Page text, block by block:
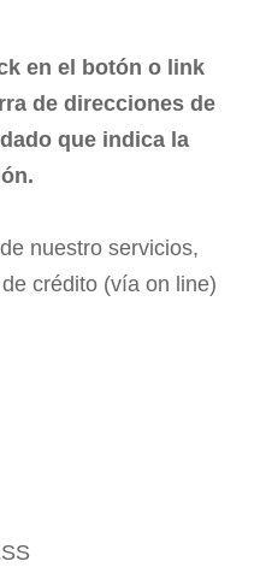
en el botón o link
de direcciones de
que indica la
nuestro servicios,
crédito (vía on line)